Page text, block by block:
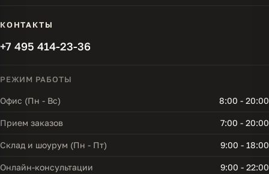
КОНТАКТЫ
+7 495 414-23-36
РЕЖИМ РАБОТЫ
Офис (Пн - Вс) 8:00 - 20:00
Прием заказов 7:00 - 20:00
Склад и шоурум (Пн - Пт) 9:00 - 18:00
Онлайн-консультации 9:00 - 22:00